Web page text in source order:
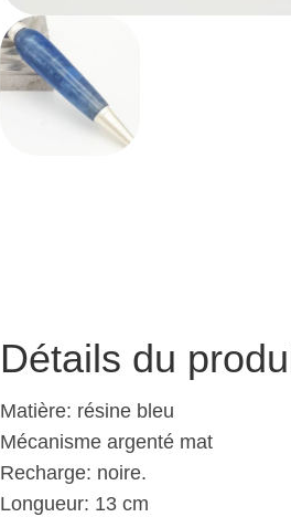
Détails du
Matière: résine bleu
Mécanisme argenté mat
Recharge: noire.
Longueur: 13 cm